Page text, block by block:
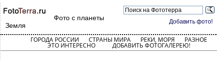
Добавить фото!
Фото с планеты
Земля
ГОРОДА РОССИИ СТРАНЫ МИРА РЕКИ, МОРЯ РАЗНОЕ
ЭТО ИНТЕРЕСНО ДОБАВИТЬ ФОТОГАЛЕРЕЮ!